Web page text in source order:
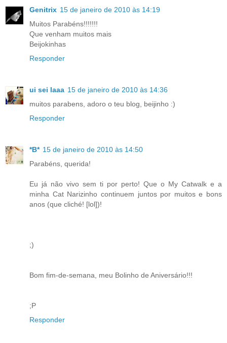
Genitrix 15 de janeiro de 2010 às 14:19
Muitos Parabéns!!!!!!!
Que venham muitos mais
Beijokinhas
Responder
ui sei laaa 15 de janeiro de 2010 às 14:36
muitos parabens, adoro o teu blog, beijinho :)
Responder
*B* 15 de janeiro de 2010 às 14:50
Parabéns, querida!
Eu já não vivo sem ti por perto! Que o My Catwalk e a
minha Cat Narizinho continuem juntos por muitos e bons
anos (que cliché! [lol])!
;)
Bom fim-de-semana, meu Bolinho de Aniversário!!!
;P
Responder